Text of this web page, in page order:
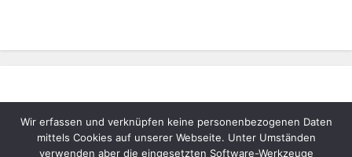
© 2022 – Evangelische Muttergemeinde
Wir erfassen und verknüpfen keine personenbezogenen Daten
mittels Cookies auf unserer Webseite. Unter Umständen
verwenden aber die eingesetzten Software-Werkzeuge